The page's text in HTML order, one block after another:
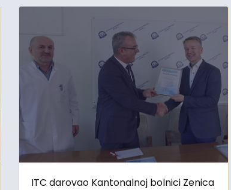
ITC darovao Kantonalnoj bolnici Zenica